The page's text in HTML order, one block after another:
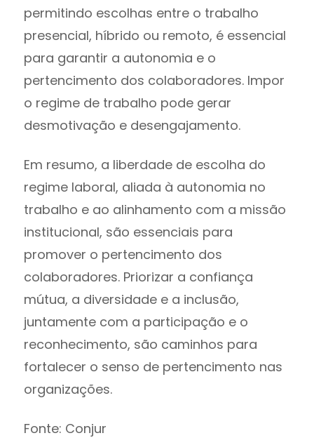
permitindo escolhas entre o trabalho
presencial, híbrido ou remoto, é essencial
para garantir a autonomia e o
pertencimento dos colaboradores. Impor
o regime de trabalho pode gerar
desmotivação e desengajamento.
Em resumo, a liberdade de escolha do
regime laboral, aliada à autonomia no
trabalho e ao alinhamento com a missão
institucional, são essenciais para
promover o pertencimento dos
colaboradores. Priorizar a confiança
mútua, a diversidade e a inclusão,
juntamente com a participação e o
reconhecimento, são caminhos para
fortalecer o senso de pertencimento nas
organizações.
Fonte: Conjur